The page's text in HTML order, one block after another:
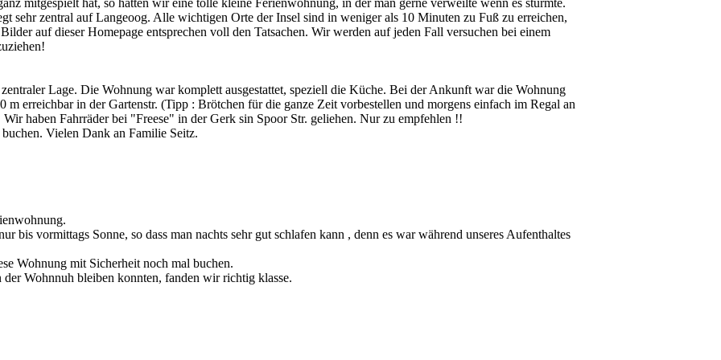
mitgespielt hat, so hatten wir eine tolle kleine Ferienwohnung, in der man gerne verweilte wenn es stürmte.
sehr zentral auf Langeoog. Alle wichtigen Orte der Insel sind in weniger als 10 Minuten zu Fuß zu erreichen,
auf dieser Homepage entsprechen voll den Tatsachen. Wir werden auf jeden Fall versuchen bei einem
Lage. Die Wohnung war komplett ausgestattet, speziell die Küche. Bei der Ankunft war die Wohnung
erreichbar in der Gartenstr. (Tipp : Brötchen für die ganze Zeit vorbestellen und morgens einfach im Regal an
haben Fahrräder bei "Freese" in der Gerk sin Spoor Str. geliehen. Nur zu empfehlen !!
Vielen Dank an Familie Seitz.
bis vormittags Sonne, so dass man nachts sehr gut schlafen kann , denn es war während unseres Aufenthaltes
Wohnung mit Sicherheit noch mal buchen.
Wohnnuh bleiben konnten, fanden wir richtig klasse.